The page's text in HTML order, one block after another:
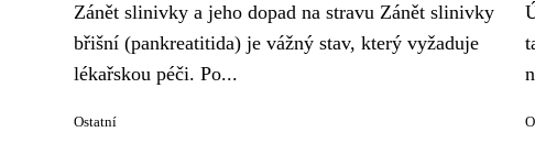
Zánět slinivky a jeho dopad na stravu Zánět slinivky
břišní (pankreatitida) je vážný stav, který vyžaduje
lékařskou péči. Po...
Ostatní